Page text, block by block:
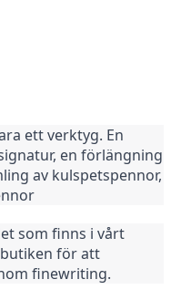
ett verktyg. En
en förlängning
av kulspetspennor,
som finns i vårt
för att
finewriting.